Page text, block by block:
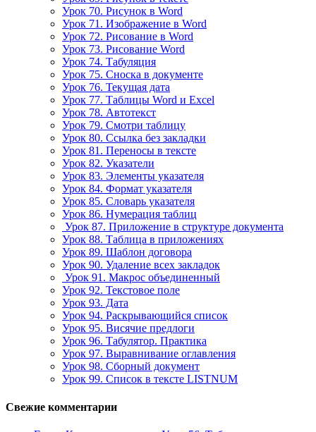
Урок 70. Рисунок в Word
Урок 71. Изображение в Word
Урок 72. Рисование в Word
Урок 73. Рисование Word
Урок 74. Табуляция
Урок 75. Сноска в документе
Урок 76. Текущая дата
Урок 77. Таблицы Word и Excel
Урок 78. Автотекст
Урок 79. Смотри таблицу
Урок 80. Ссылка без закладки
Урок 81. Переносы в тексте
Урок 82. Указатели
Урок 83. Элементы указателя
Урок 84. Формат указателя
Урок 85. Словарь указателя
Урок 86. Нумерация таблиц
Урок 87. Приложение в структуре документа
Урок 88. Таблица в приложениях
Урок 89. Шаблон договора
Урок 90. Удаление всех закладок
Урок 91. Макрос объединенный
Урок 92. Текстовое поле
Урок 93. Дата
Урок 94. Раскрывающийся список
Урок 95. Висячие предлоги
Урок 96. Табулятор. Практика
Урок 97. Выравнивание оглавления
Урок 98. Сборный документ
Урок 99. Список в тексте LISTNUM
Свежие комментарии